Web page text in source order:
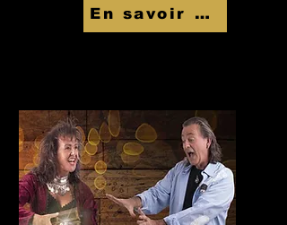
En savoir Plus